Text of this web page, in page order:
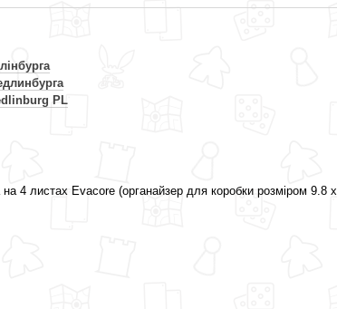
PL
на 4 листах Evacore (органайзер для коробки розміром 9.8 x